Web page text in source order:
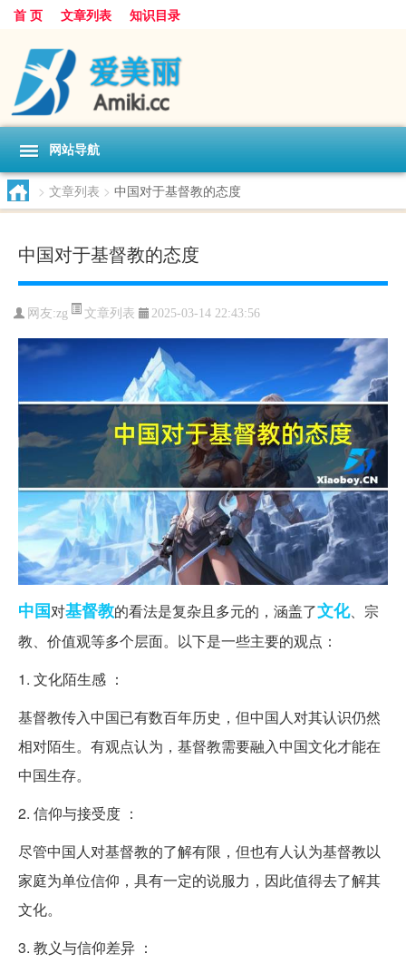
首 页 文章列表 知识目录
网站导航
> 文章列表 > 中国对于基督教的态度
中国对于基督教的态度
网友:zg 文章列表 2025-03-14 22:43:56
中国对基督教的看法是复杂且多元的，涵盖了文化、宗
教、价值观等多个层面。以下是一些主要的观点：
1. 文化陌生感 ：
基督教传入中国已有数百年历史，但中国人对其认识仍然
相对陌生。有观点认为，基督教需要融入中国文化才能在
中国生存。
2. 信仰与接受度 ：
尽管中国人对基督教的了解有限，但也有人认为基督教以
家庭为单位信仰，具有一定的说服力，因此值得去了解其
文化。
3. 教义与信仰差异 ：